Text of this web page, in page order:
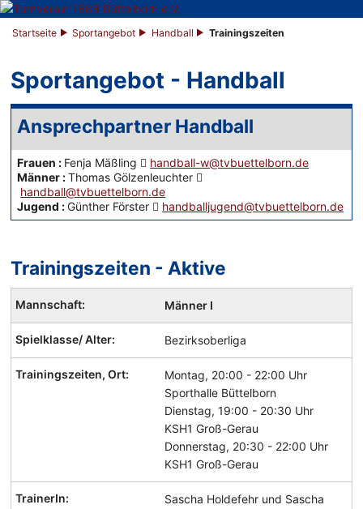
Startseite Sportangebot Handball Trainingszeiten
Sportangebot - Handball
Ansprechpartner Handball
Frauen : Fenja Mäßling
handball-w@tvbuettelborn.de
Männer :Thomas Gölzenleuchter
handball@tvbuettelborn.de
Jugend :Günther Förster handballjugend@tvbuettelborn.de
Trainingszeiten - Aktive
Handball
und
Trainingszeiten
Männer I
Bezirksoberliga
Montag, 20:00 - 22:00 Uhr
Sporthalle Büttelborn
Dienstag, 19:00 - 20:30 Uhr
KSH1 Groß-Gerau
Donnerstag, 20:30 - 22:00 Uhr
KSH1 Groß-Gerau
Sascha Holdefehr und Sascha